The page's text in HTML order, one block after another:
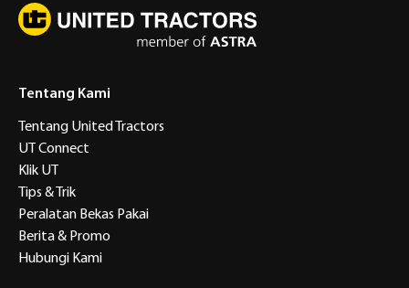
Tentang Kami
Tentang United Tractors
UT Connect
Klik UT
Tips & Trik
Peralatan Bekas Pakai
Berita & Promo
Hubungi Kami